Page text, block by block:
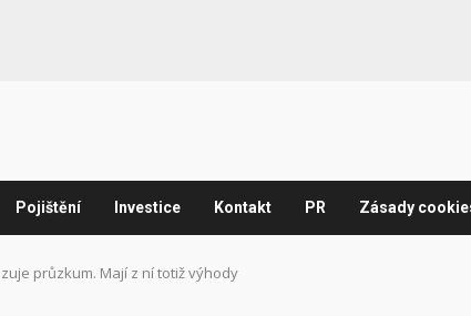
Pojištění Investice Kontakt PR Zásady
průzkum. Mají z ní totiž výhody